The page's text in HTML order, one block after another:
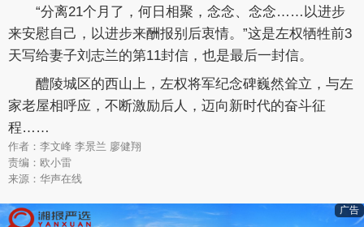
“分离21个月了，何日相聚，念念、念念……以进步
来安慰自己，以进步来酬报别后衷情。”这是左权牺牲前3
天写给妻子刘志兰的第11封信，也是最后一封信。
醴陵城区的西山上，左权将军纪念碑巍然耸立，与左
家老屋相呼应，不断激励后人，迈向新时代的奋斗征
程……
作者：李文峰 李景兰 廖健翔
责编：欧小雷
来源：华声在线
广告